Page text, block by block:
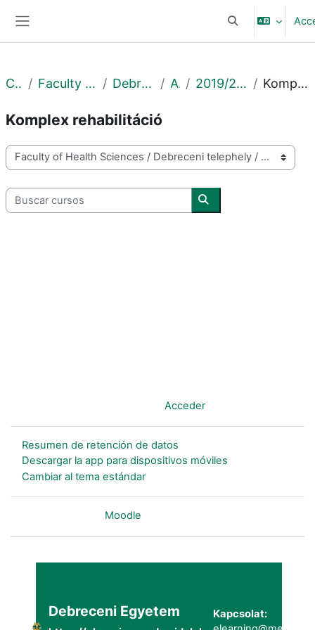
Selector de
Cursos Faculty of Health Sciences Debreceni telephely Archív 2019/2020 2. félév_msc Komplex rehabilitáció
Komplex rehabilitáció
Categorías
Buscar cursos
Buscar cursos
Acceder)
Resumen de retención de datos
Descargar la app para dispositivos móviles
Cambiar al tema estándar
Moodle
Debreceni Egyetem
Kapcsolat: